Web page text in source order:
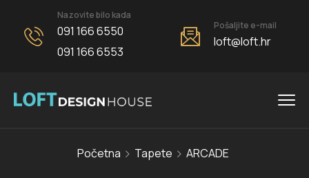
Nazovite bilo kada
091 166 6550
091 166 6553
Pošaljite e-mail
loft@loft.hr
Početna Tapete ARCADE